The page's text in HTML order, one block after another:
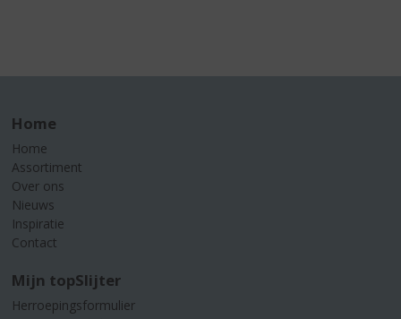
Home
Home
Assortiment
Over ons
Nieuws
Inspiratie
Contact
Mijn topSlijter
Herroepingsformulier